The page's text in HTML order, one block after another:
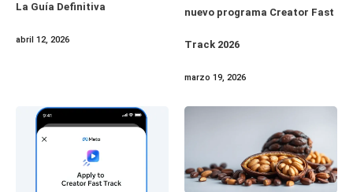
La Guía Definitiva
abril 12, 2026
nuevo programa Creator Fast
Track 2026
marzo 19, 2026